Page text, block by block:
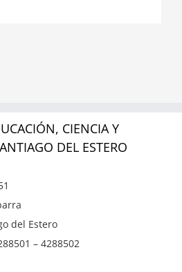
CIENCIA Y
DEL ESTERO
del Estero
– 4288502